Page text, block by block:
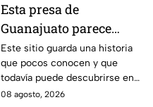
Esta presa de
Guanajuato parece
haberse quedado
atrapada en el tiempo;
¿cuál es?
Este sitio guarda una historia
que pocos conocen y que
todavía puede descubrirse en
Guanajuato.
08 agosto, 2026